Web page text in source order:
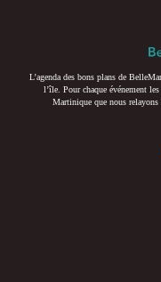
L’agenda des bons plans de
l’île. Pour chaque événement
Martinique que nous relayons